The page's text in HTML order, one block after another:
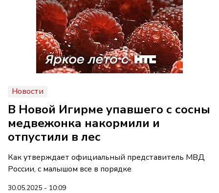
Новости
В Новой Игирме упавшего с сосны
медвежонка накормили и
отпустили в лес
Как утверждает официальный представитель МВД
России, с малышом все в порядке
30.05.2025 - 10:09